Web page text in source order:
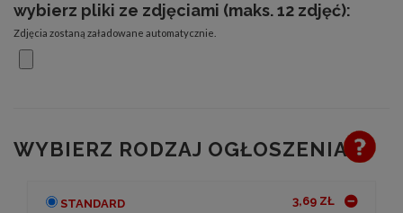
wybierz pliki ze zdjęciami (maks. 12 zdjęć):
Zdjęcia zostaną załadowane automatycznie.
WYBIERZ RODZAJ OGŁOSZENIA
STANDARD 3,69 ZŁ